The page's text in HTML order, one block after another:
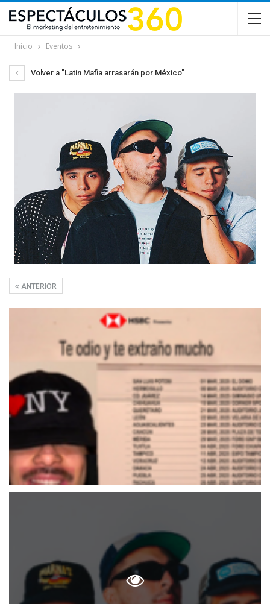
Inicio Eventos
Volver a "Latin Mafia arrasarán por México"
ANTERIOR